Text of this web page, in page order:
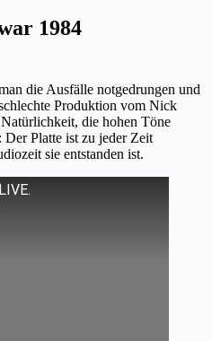
1984
die Ausfälle notgedrungen und
Produktion vom Nick
die hohen Töne
Platte ist zu jeder Zeit
sie entstanden ist.